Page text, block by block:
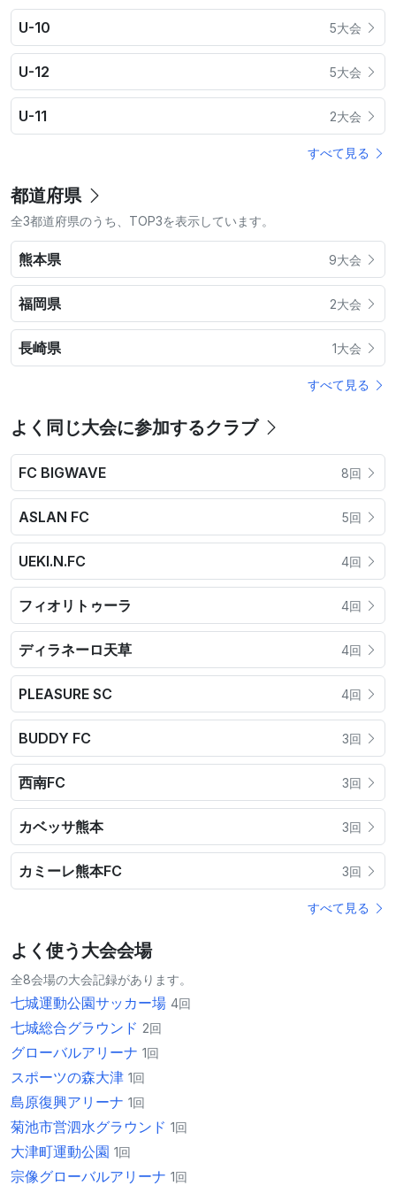
U-10 5大会
U-12 5大会
U-11 2大会
すべて見る
都道府県
全3都道府県のうち、TOP3を表示しています。
熊本県 9大会
福岡県 2大会
長崎県 1大会
すべて見る
よく同じ大会に参加するクラブ
FC BIGWAVE 8回
ASLAN FC 5回
UEKI.N.FC 4回
フィオリトゥーラ 4回
ディラネーロ天草 4回
PLEASURE SC 4回
BUDDY FC 3回
西南FC 3回
カベッサ熊本 3回
カミーレ熊本FC 3回
すべて見る
よく使う大会会場
全8会場の大会記録があります。
七城運動公園サッカー場 4回
七城総合グラウンド 2回
グローバルアリーナ 1回
スポーツの森大津 1回
島原復興アリーナ 1回
菊池市営泗水グラウンド 1回
大津町運動公園 1回
宗像グローバルアリーナ 1回